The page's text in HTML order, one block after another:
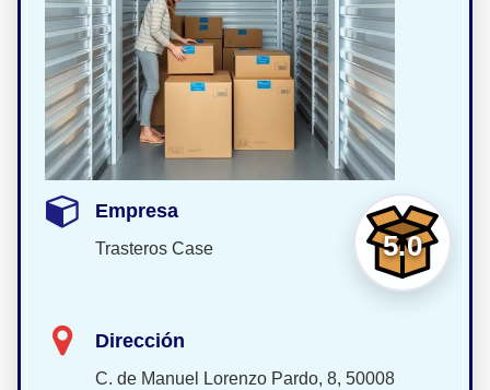
5.0
Empresa
Trasteros Case
Dirección
C. de Manuel Lorenzo Pardo, 8, 50008